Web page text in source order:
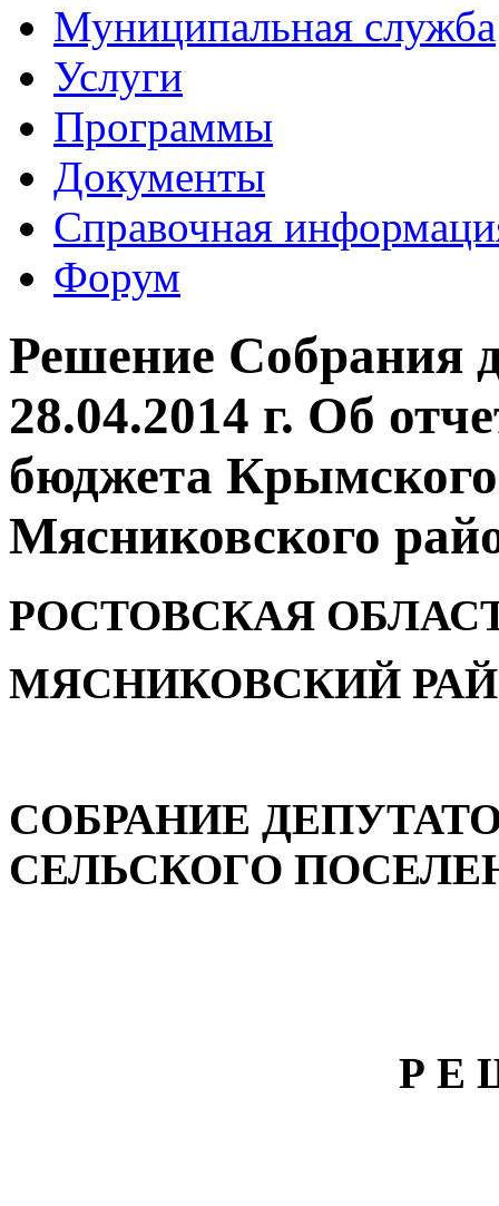
Муниципальная служба
Услуги
Программы
Документы
Справочная
Форум
Решение Собрания
28.04.2014 г. Об
бюджета Крымского
Мясниковского
РОСТОВСКАЯ
МЯСНИКОВСКИЙ
СОБРАНИЕ
СЕЛЬСКОГО
Р Е